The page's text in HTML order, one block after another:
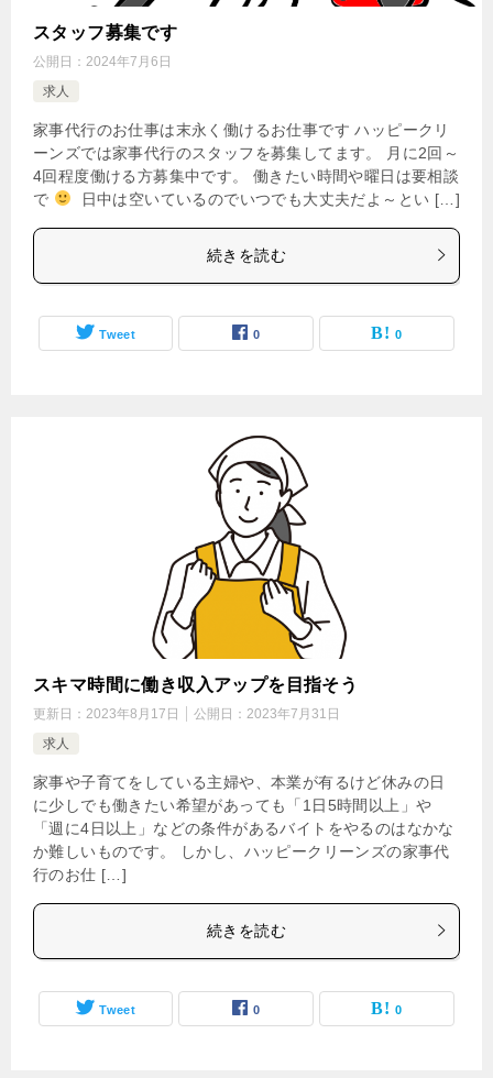
スタッフ募集です
公開日： 2024年7月6日
求人
家事代行のお仕事は末永く働けるお仕事です ハッピークリ
ーンズでは家事代行のスタッフを募集してます。 月に2回～
4回程度働ける方募集中です。 働きたい時間や曜日は要相談
で
日中は空いているのでいつでも大丈夫だよ～とい […]
続きを読む
Tweet 0 0
スキマ時間に働き収入アップを目指そう
更新日： 2023年8月17日 公開日： 2023年7月31日
求人
家事や子育てをしている主婦や、本業が有るけど休みの日
に少しでも働きたい希望があっても「1日5時間以上」や
「週に4日以上」などの条件があるバイトをやるのはなかな
か難しいものです。 しかし、ハッピークリーンズの家事代
行のお仕 […]
続きを読む
Tweet 0 0